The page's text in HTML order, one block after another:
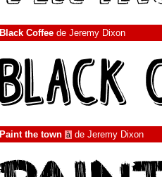
Black Coffee de Jeremy Dixon
Paint the town à de Jeremy Dixon